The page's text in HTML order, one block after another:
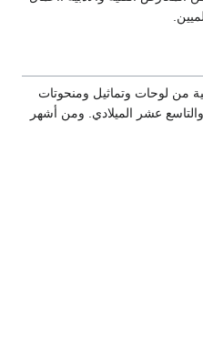
على 5000 قطعة فنية من لوحات وتماثيل ومنحوتات
عشر الميلادي. ومن أشهر